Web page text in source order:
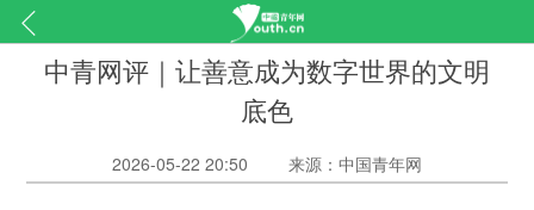
中青网评｜让善意成为数字世界的文明
底色
2026-05-22 20:50 来源：中国青年网